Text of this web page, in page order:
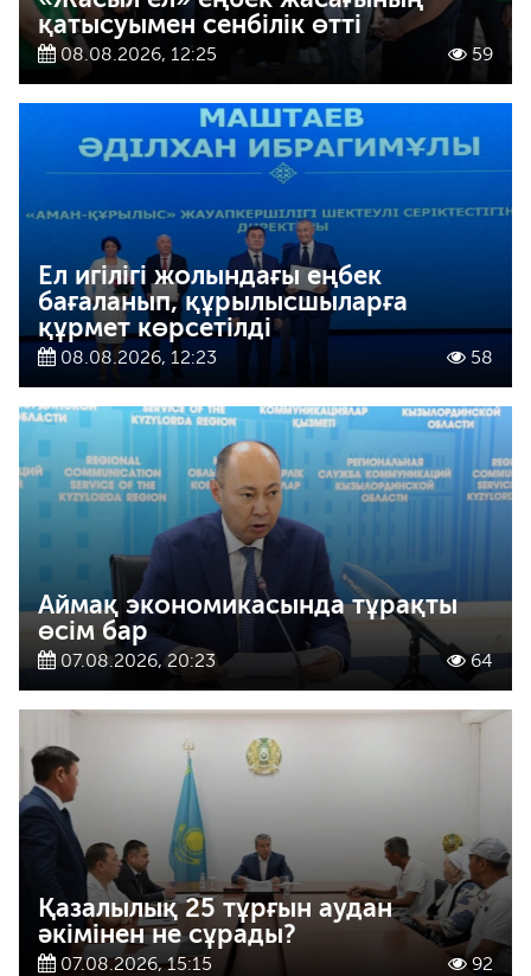
қатысуымен сенбілік өтті
08.08.2026, 12:25 59
Ел игілігі жолындағы еңбек
бағаланып, құрылысшыларға
құрмет көрсетілді
08.08.2026, 12:23 58
Аймақ экономикасында тұрақты
өсім бар
07.08.2026, 20:23 64
Қазалылық 25 тұрғын аудан
әкімінен не сұрады?
07.08.2026, 15:15 92